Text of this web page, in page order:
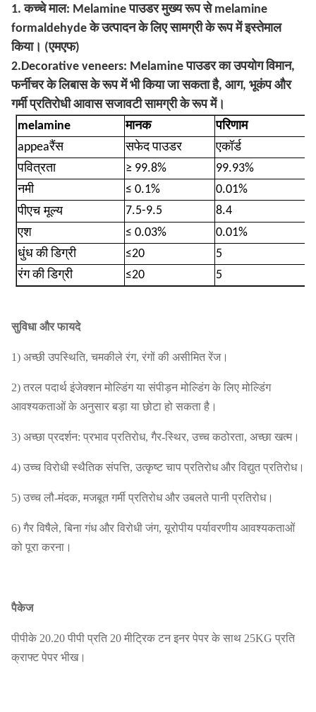
1. कच्चे माल: Melamine पाउडर मुख्य रूप से melamine
formaldehyde के उत्पादन के लिए सामग्री के रूप में इस्तेमाल
किया। (एमएफ)
2.Decorative veneers: Melamine पाउडर का उपयोग विमान,
फर्नीचर के लिबास के रूप में भी किया जा सकता है, आग, भूकंप और
गर्मी प्रतिरोधी आवास सजावटी सामग्री के रूप में।
melamine
मानक
परिणाम
appeaरैंस सफेद पाउडर
एकॉर्ड
पवित्रता
≥ 99.8%
99.93%
नमी
≤ 0.1%
0.01%
पीएचमूल्य 7.5-9.5
8.4
एश
≤ 0.03%
0.01%
धुंध की डिग्री
≤20
5
रंग की डिग्री
≤20 5
सुविधा और फायदे
1) अच्छी उपस्थिति, चमकीले रंग, रंगों की असीमित रेंज।
2) तरल पदार्थ इंजेक्शन मोल्डिंग या संपीड़न मोल्डिंग के लिए मोल्डिंग
आवश्यकताओं के अनुसार बड़ा या छोटा हो सकता है।
3) अच्छा प्रदर्शन: प्रभाव प्रतिरोध, गैर-स्थिर, उच्च कठोरता, अच्छा खत्म।
4) उच्च विरोधी स्थैतिक संपत्ति, उत्कृष्ट चाप प्रतिरोध और विद्युत प्रतिरोध।
5) उच्च लौ-मंदक, मजबूत गर्मी प्रतिरोध और उबलते पानी प्रतिरोध।
6) गैर विषैले, बिना गंध और विरोधी जंग, यूरोपीय पर्यावरणीय आवश्यकताओं
को पूरा करना।
पैकेज
पीपीके 20.20 पीपी प्रति 20 मीट्रिक टन इनर पेपर के साथ 25KG प्रति
क्राफ्ट पेपर भीख।